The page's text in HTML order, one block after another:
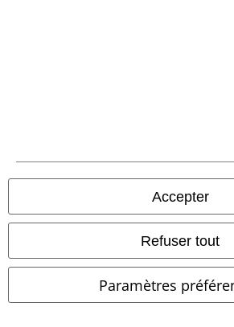
Accepter
Refuser tout
Paramètres
A Warner Music Group